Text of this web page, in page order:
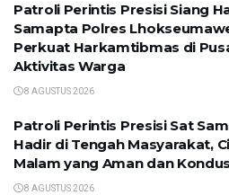
Patroli Perintis Presisi Siang
Samapta Polres
Perkuat Harkamtibmas di
Aktivitas Warga
8 AGUSTUS 2026
Patroli Perintis Presisi Sat
Hadir di Tengah Masyarakat,
Malam yang Aman dan
8 AGUSTUS 2026